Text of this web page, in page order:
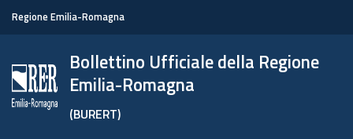
Regione Emilia-Romagna
Bollettino Ufficiale della Regione
Emilia-Romagna
(BURERT)